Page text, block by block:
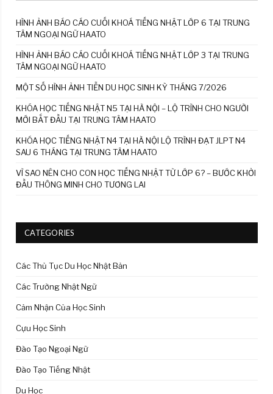
HÌNH ẢNH BÁO CÁO CUỐI KHOÁ TIẾNG NHẬT LỚP 6 TẠI TRUNG
TÂM NGOẠI NGỮ HAATO
HÌNH ẢNH BÁO CÁO CUỐI KHOÁ TIẾNG NHẬT LỚP 3 TẠI TRUNG
TÂM NGOẠI NGỮ HAATO
MỘT SỐ HÌNH ẢNH TIỄN DU HỌC SINH KỲ THÁNG 7/2026
KHÓA HỌC TIẾNG NHẬT N5 TẠI HÀ NỘI – LỘ TRÌNH CHO NGƯỜI
MỚI BẮT ĐẦU TẠI TRUNG TÂM HAATO
KHÓA HỌC TIẾNG NHẬT N4 TẠI HÀ NỘI LỘ TRÌNH ĐẠT JLPT N4
SAU 6 THÁNG TẠI TRUNG TÂM HAATO
VÌ SAO NÊN CHO CON HỌC TIẾNG NHẬT TỪ LỚP 6? – BƯỚC KHỞI
ĐẦU THÔNG MINH CHO TƯƠNG LAI
CATEGORIES
Các Thủ Tục Du Học Nhật Bản
Các Trường Nhật Ngữ
Cảm Nhận Của Học Sinh
Cựu Học Sinh
Đào Tạo Ngoại Ngữ
Đào Tạo Tiếng Nhật
Du Học